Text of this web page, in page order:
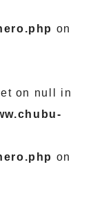
on
on null in
on